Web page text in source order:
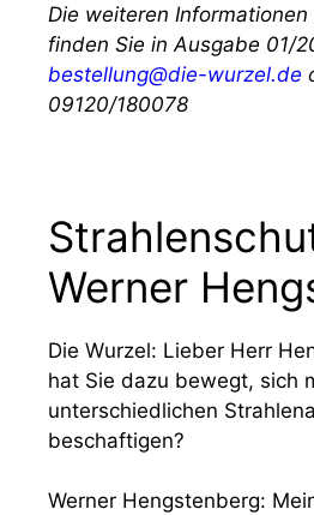
Die weiteren
finden Sie in Ausgabe 01/
bestellung@die-wurzel.de
09120/180078
Werner
Die Wurzel: Lieber Herr
hat Sie dazu bewegt, sich
unterschiedlichen
beschaftigen?
Werner Hengstenberg: